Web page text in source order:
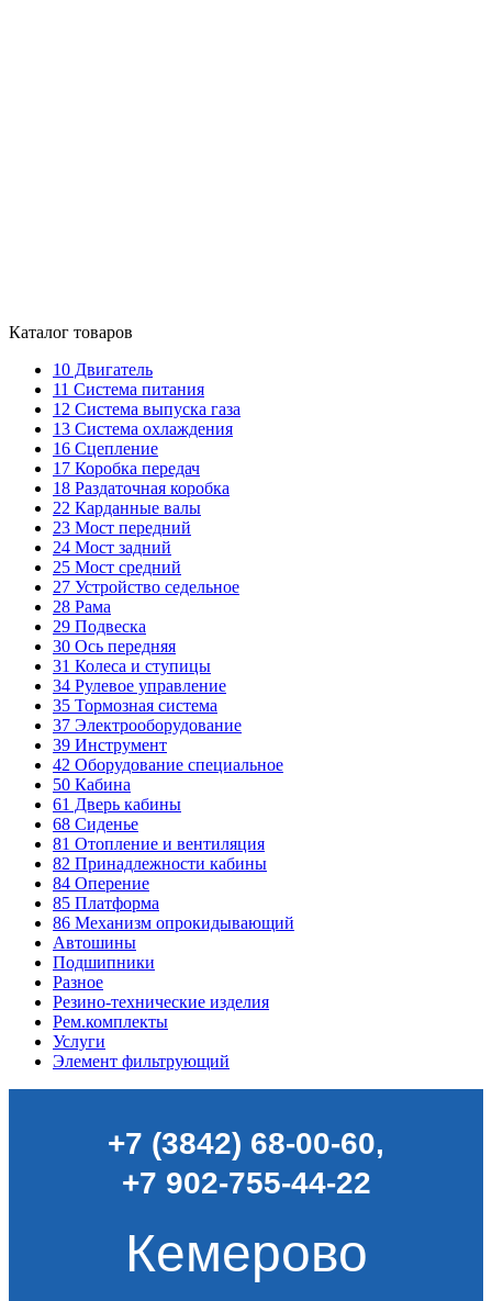
Каталог товаров
10 Двигатель
11 Система питания
12 Система выпуска газа
13 Система охлаждения
16 Сцепление
17 Коробка передач
18 Раздаточная коробка
22 Карданные валы
23 Мост передний
24 Мост задний
25 Мост средний
27 Устройство седельное
28 Рама
29 Подвеска
30 Ось передняя
31 Колеса и ступицы
34 Рулевое управление
35 Тормозная система
37 Электрооборудование
39 Инструмент
42 Оборудование специальное
50 Кабина
61 Дверь кабины
68 Сиденье
81 Отопление и вентиляция
82 Принадлежности кабины
84 Оперение
85 Платформа
86 Механизм опрокидывающий
Автошины
Подшипники
Разное
Резино-технические изделия
Рем.комплекты
Услуги
Элемент фильтрующий
+7 (3842) 68-00-60,
+7 902-755-44-22
Кемерово